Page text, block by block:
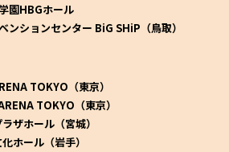
「LiVE is Smile Always～LACE UP
園HBGホール
ションセンター BiG SHiP（鳥取）
TOKYO（東京）
TOKYO（東京）
ザホール（宮城）
ホール（岩手）